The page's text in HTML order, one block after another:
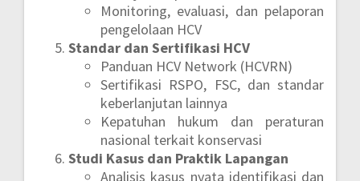
Monitoring, evaluasi, dan pelaporan
pengelolaan HCV
Standar dan Sertifikasi HCV
Panduan HCV Network (HCVRN)
Sertifikasi RSPO, FSC, dan standar
keberlanjutan lainnya
Kepatuhan hukum dan peraturan
nasional terkait konservasi
Studi Kasus dan Praktik Lapangan
Analisis kasus nyata identifikasi dan